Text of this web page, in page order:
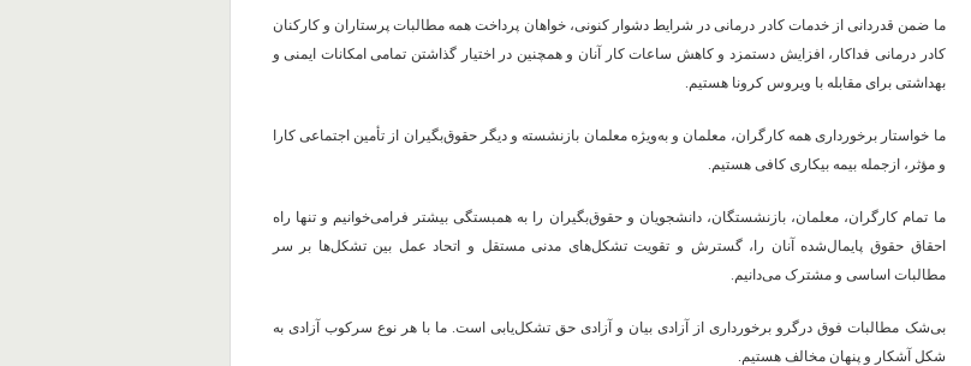
ما ضمن قدردانی از خدمات کادر درمانی در شرایط دشوار کنونی، خواهان پرداخت همه مطالبات پرستاران و کارکنان
کادر درمانی فداکار، افزایش دستمزد و کاهش ساعات کار آنان و همچنین در اختیار گذاشتن تمامی امکانات ایمنی و
بهداشتی برای مقابله با ویروس کرونا هستیم.
ما خواستار برخورداری همه کارگران، معلمان و به‌ویژه معلمان بازنشسته و دیگر حقوق‌بگیران از تأمین اجتماعی کارا
و مؤثر، ازجمله بیمه بیکاری کافی هستیم.
ما تمام کارگران، معلمان، بازنشستگان، دانشجویان و حقوق‌بگیران را به همبستگی بیشتر فرامی‌خوانیم و تنها راه
احقاق حقوق پایمال‌شده آنان را، گسترش و تقویت تشکل‌های مدنی مستقل و اتحاد عمل بین تشکل‌ها بر سر
مطالبات اساسی و مشترک می‌دانیم.
بی‌شک مطالبات فوق درگرو برخورداری از آزادی بیان و آزادی حق تشکل‌یابی است. ما با هر نوع سرکوب آزادی به
شکل آشکار و پنهان مخالف هستیم.